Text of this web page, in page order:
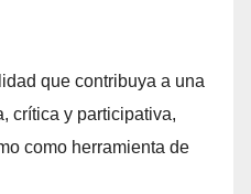
que contribuya a una
crítica y participativa,
como herramienta de